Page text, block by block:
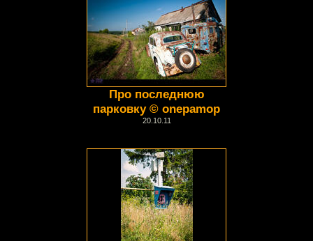
Про последнюю
парковку © onepamop
20.10.11